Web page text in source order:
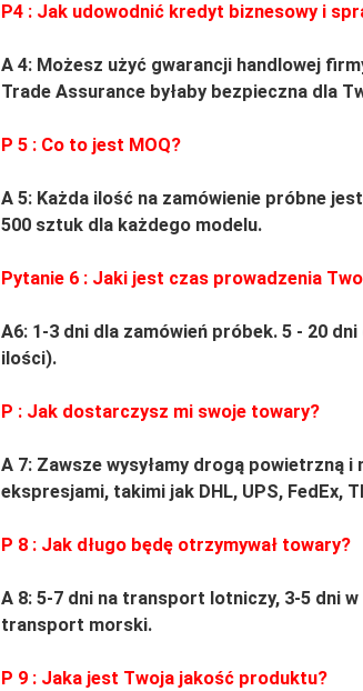
P4 : Jak udowodnić kredyt biznesowy i
A 4: Możesz użyć gwarancji handlowej
Trade Assurance byłaby bezpieczna dla
P 5 : Co to jest MOQ?
A 5: Każda ilość na zamówienie próbne
500 sztuk dla każdego modelu.
Pytanie 6 : Jaki jest czas prowadzenia
A6: 1-3 dni dla zamówień próbek. 5 - 20 dni
ilości).
P : Jak dostarczysz mi swoje towary?
A 7: Zawsze wysyłamy drogą powietrzną i
ekspresjami, takimi jak DHL, UPS, FedEx,
P 8 : Jak długo będę otrzymywał towary?
A 8: 5-7 dni na transport lotniczy, 3-5 dni
transport morski.
P 9 : Jaka jest Twoja jakość produktu?